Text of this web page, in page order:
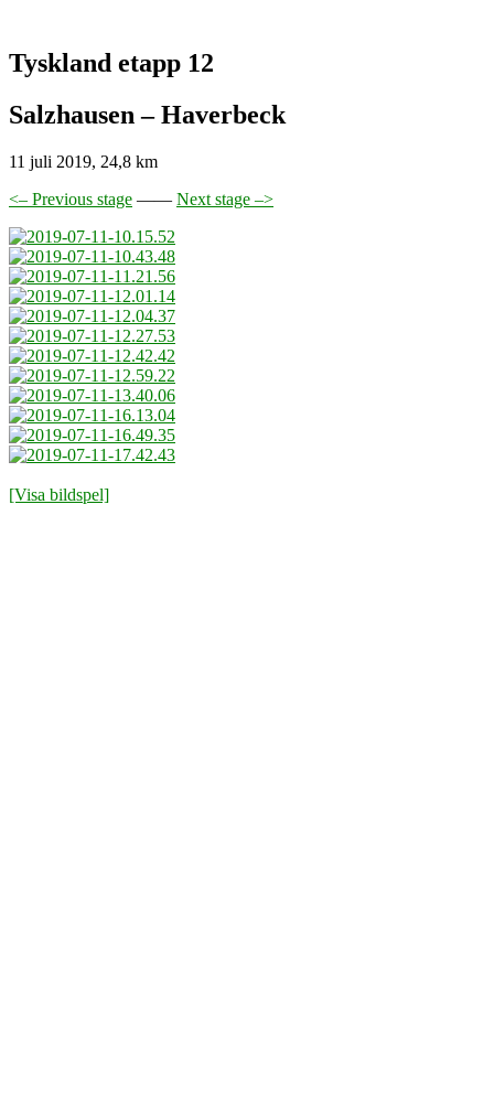
Tyskland etapp 12
Salzhausen – Haverbeck
11 juli 2019, 24,8 km
<– Previous stage —— Next stage –>
[Visa bildspel]